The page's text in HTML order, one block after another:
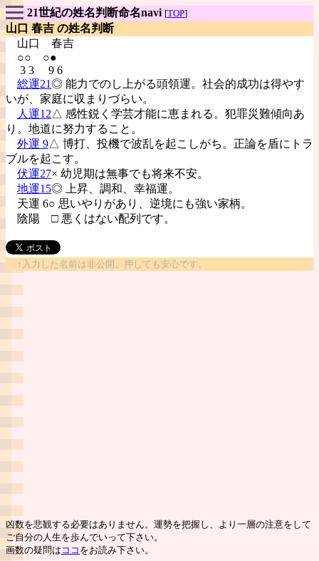
21世紀の姓名判断命名navi [TOP]
山口 春吉 の姓名判断
山口 春吉
○○ ○●
3 3 9 6
総運21◎ 能力でのし上がる頭領運。社会的成功は得やす
いが、家庭に収まりづらい。
人運12△ 感性鋭く学芸才能に恵まれる。犯罪災難傾向あ
り。地道に努力すること。
外運 9△ 博打、投機で波乱を起こしがち。正論を盾にトラ
ブルを起こす。
伏運27× 幼児期は無事でも将来不安。
地運15◎ 上昇、調和、幸福運。
天運 6○ 思いやりがあり、逆境にも強い家柄。
陰陽 □ 悪くはない配列です。
↑入力した名前は非公開。押しても安心です。
凶数を悲観する必要はありません。運勢を把握し、より一層の注意をして
ご自分の人生を歩んでいって下さい。
画数の疑問は ココ をお読み下さい。